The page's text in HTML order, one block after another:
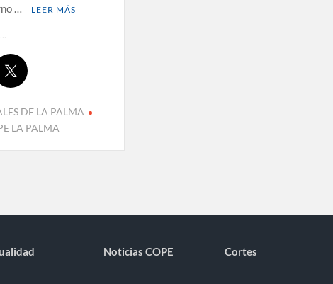
…
LEER MÁS
DE LA PALMA
LA PALMA
Noticias COPE Cortes